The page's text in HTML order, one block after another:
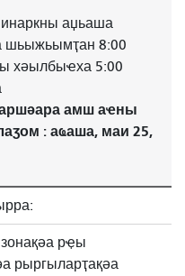
аџьаша
шьыжьымҭан 8:00
хәылбыҽха 5:00
амш аҽны
: аҩаша, маи 25,
рҿы
рыргыларҭақәа